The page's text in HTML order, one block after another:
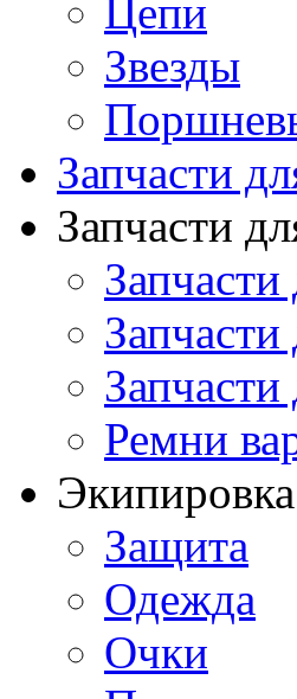
Цепи
Звезды
Запчасти
Запчасти
Ремни
Экипировка
Защита
Одежда
Очки